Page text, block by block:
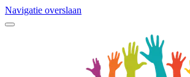
Navigatie overslaan